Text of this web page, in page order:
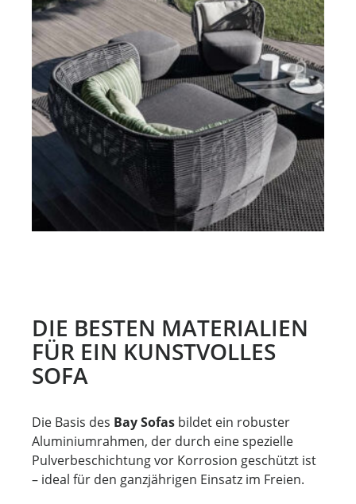
DIE BESTEN MATERIALIEN
FÜR EIN KUNSTVOLLES
SOFA
Die Basis des Bay Sofas bildet ein robuster
Aluminiumrahmen, der durch eine spezielle
Pulverbeschichtung vor Korrosion geschützt ist
– ideal für den ganzjährigen Einsatz im Freien.